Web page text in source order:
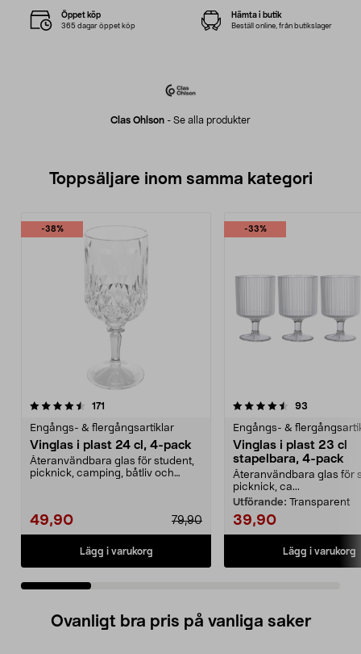
Clas Ohlson - Se alla produkter
Öppet köp
365 dagar öppet köp
Hämta i butik
Beställ online, från butikslager
Toppsäljare inom samma kategori
-38%
171
Engångs- & flergångsartiklar
Vinglas i plast 24 cl, 4-pack
Återanvändbara glas för student,
picknick, camping, båtliv och
49,90 79,90
Lägg i varukorg
-33%
4.5 av 5 stjärnor 93
Engångs- &
Vinglas i plast 23 cl
stapelbara, 4-pack
Återanvändbara glas för
picknick, ca...
Utförande: Transparent
39,90
Lägg i varukorg
4.5 av 5 stjärnor
Ovanligt bra pris på vanliga saker